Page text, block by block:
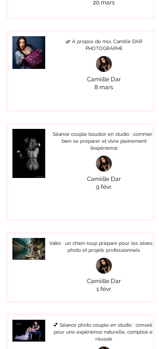
20 mars
🌿 A propos de moi, Camille DAR
PHOTOGRAPHE
Camiille Dar
8 mars
Séance couple boudoir en studio : comment
bien se préparer et vivre pleinement
l’expérience
Camiille Dar
9 févr.
Vaïko : un chien-loup préparé pour les séances
photo et projets professionnels
Camiille Dar
1 févr.
💕 Séance photo couple en studio : conseils
pour une expérience naturelle, complice et
réussie